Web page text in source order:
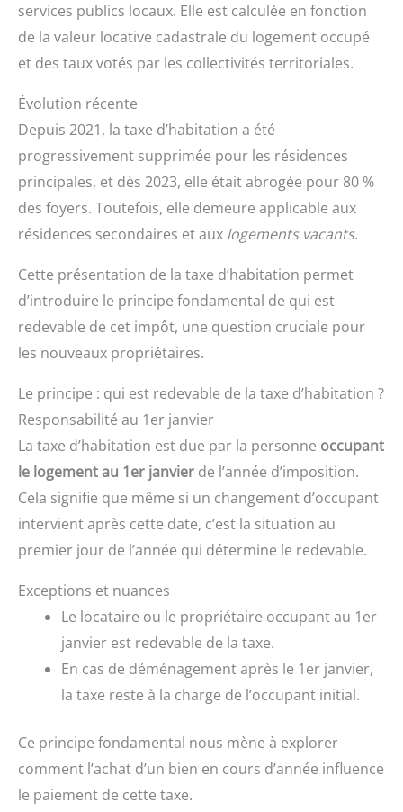
services publics locaux. Elle est calculée en fonction
de la valeur locative cadastrale du logement occupé
et des taux votés par les collectivités territoriales.
Évolution récente
Depuis 2021, la taxe d’habitation a été
progressivement supprimée pour les résidences
principales, et dès 2023, elle était abrogée pour 80 %
des foyers. Toutefois, elle demeure applicable aux
résidences secondaires et aux logements vacants.
Cette présentation de la taxe d’habitation permet
d’introduire le principe fondamental de qui est
redevable de cet impôt, une question cruciale pour
les nouveaux propriétaires.
Le principe : qui est redevable de la taxe d’habitation ?
Responsabilité au 1er janvier
La taxe d’habitation est due par la personne occupant
le logement au 1er janvier de l’année d’imposition.
Cela signifie que même si un changement d’occupant
intervient après cette date, c’est la situation au
premier jour de l’année qui détermine le redevable.
Exceptions et nuances
Le locataire ou le propriétaire occupant au 1er
janvier est redevable de la taxe.
En cas de déménagement après le 1er janvier,
la taxe reste à la charge de l’occupant initial.
Ce principe fondamental nous mène à explorer
comment l’achat d’un bien en cours d’année influence
le paiement de cette taxe.